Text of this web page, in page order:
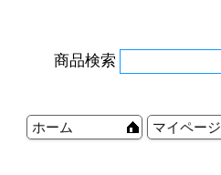
商品検索
ホーム マイページ